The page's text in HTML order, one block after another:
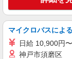
マイクロバスによ
日給 10,900円
神戸市須磨区